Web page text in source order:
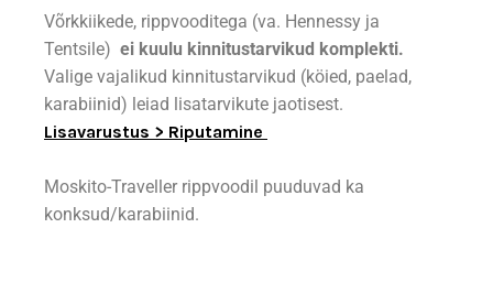
Võrkkiikede, rippvooditega (va. Hennessy ja
Tentsile) ei kuulu kinnitustarvikud komplekti.
Valige vajalikud kinnitustarvikud (köied, paelad,
karabiinid) leiad lisatarvikute jaotisest.
Lisavarustus > Riputamine
Moskito-Traveller rippvoodil puuduvad ka
konksud/karabiinid.